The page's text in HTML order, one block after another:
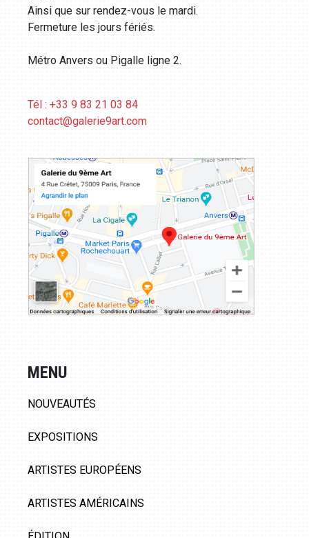
Ainsi que sur rendez-vous le mardi.
Fermeture les jours fériés.
Métro Anvers ou Pigalle ligne 2.
Tél : +33 9 83 21 03 84
contact@galerie9art.com
MENU
NOUVEAUTÉS
EXPOSITIONS
ARTISTES EUROPÉENS
ARTISTES AMÉRICAINS